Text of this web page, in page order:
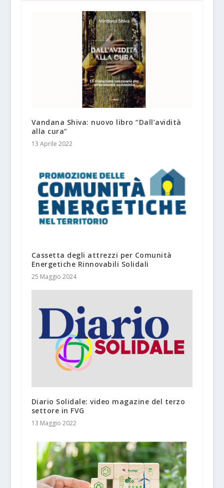
Vandana Shiva: nuovo libro “Dall’avidità
alla cura”
13 Aprile 2022
Cassetta degli attrezzi per Comunità
Energetiche Rinnovabili Solidali
25 Maggio 2024
Diario Solidale: video magazine del terzo
settore in FVG
13 Maggio 2022